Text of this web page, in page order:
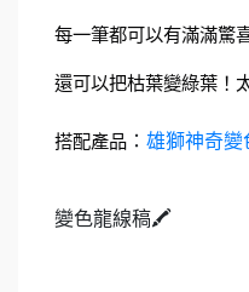
每一筆都可以有滿滿驚
還可以把枯葉變綠葉！
搭配產品 ： 雄獅神奇變
變色龍線稿🖍